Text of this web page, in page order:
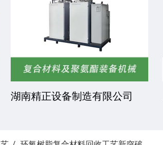
湖南精正设备制造有限公司